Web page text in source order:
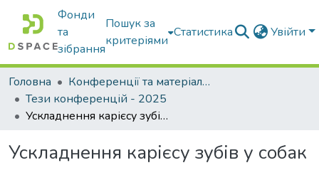
Фонди
та
зібрання
Пошук за
критеріями
Статистика Увійти
Головна
Конференції та матеріали конференцій
Тези конференцій - 2025
Ускладнення карієсу зубів у собак
Ускладнення карієсу зубів у собак